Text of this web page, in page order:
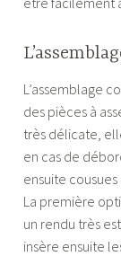
L’assemblage
des pièces à
très délicate,
en cas de
ensuite
La première
un rendu très
insère ensuite